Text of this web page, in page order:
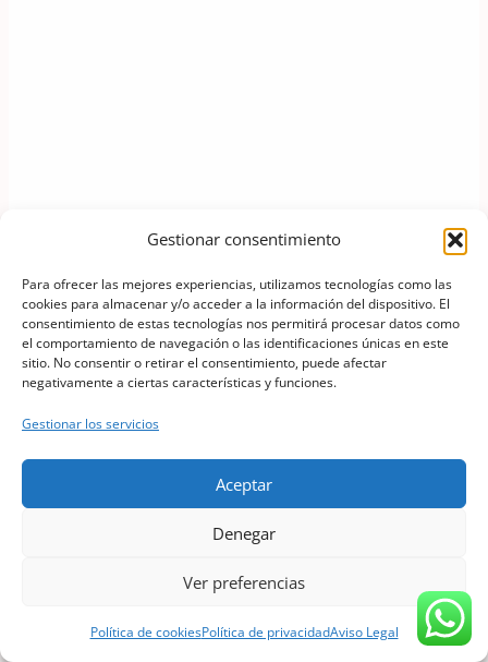
Gestionar consentimiento
Para ofrecer las mejores experiencias, utilizamos tecnologías como las
cookies para almacenar y/o acceder a la información del dispositivo. El
consentimiento de estas tecnologías nos permitirá procesar datos como
el comportamiento de navegación o las identificaciones únicas en este
sitio. No consentir o retirar el consentimiento, puede afectar
negativamente a ciertas características y funciones.
Gestionar los servicios
Aceptar
Denegar
Ver preferencias
Política de cookiesPolítica de privacidadAviso Legal